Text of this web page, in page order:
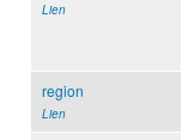
Lien
region
Lien